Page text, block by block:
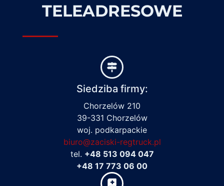
TELEADRESOWE
Siedziba firmy:
Chorzelów 210
39-331 Chorzelów
woj. podkarpackie
biuro@zaciski-regtruck.pl
tel. +48 513 094 047
+48 17 773 06 00